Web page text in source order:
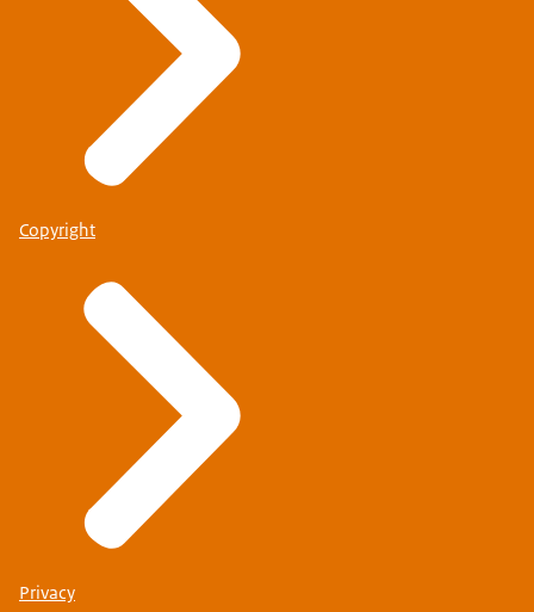
Copyright
Privacy